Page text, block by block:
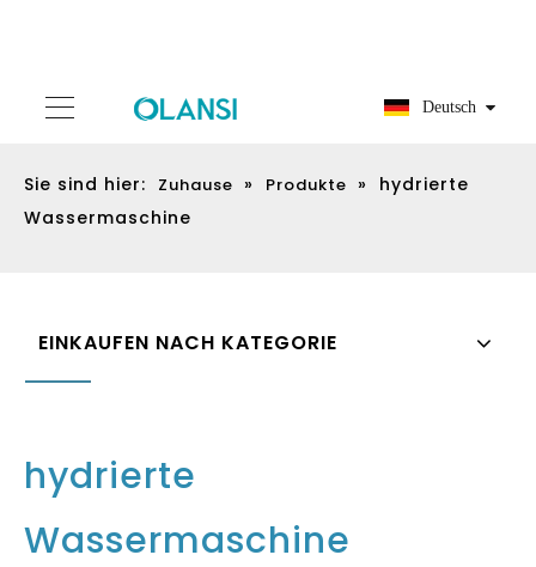
Deutsch
Sie sind hier: Zuhause » Produkte »
hydrierte
Wassermaschine
EINKAUFEN NACH KATEGORIE
hydrierte
Wassermaschine